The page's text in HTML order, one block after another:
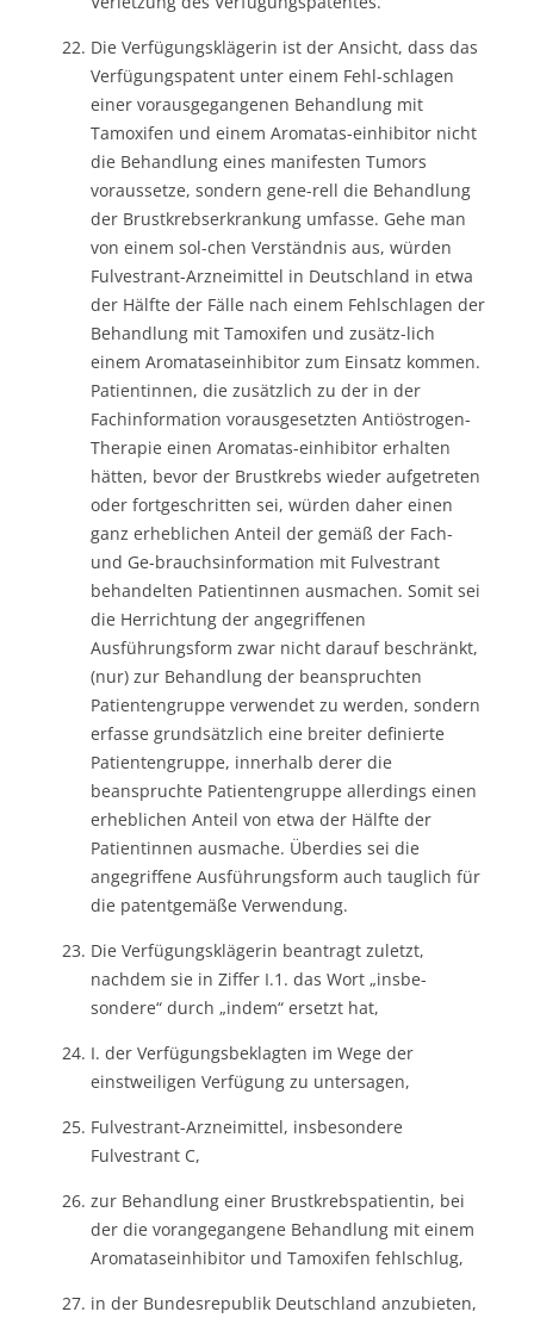
Die Verfügungsklägerin ist der Ansicht, dass das
Verfügungspatent unter einem Fehl-schlagen
einer vorausgegangenen Behandlung mit
Tamoxifen und einem Aromatas-einhibitor nicht
die Behandlung eines manifesten Tumors
voraussetze, sondern gene-rell die Behandlung
der Brustkrebserkrankung umfasse. Gehe man
von einem sol-chen Verständnis aus, würden
Fulvestrant-Arzneimittel in Deutschland in etwa
der Hälfte der Fälle nach einem Fehlschlagen der
Behandlung mit Tamoxifen und zusätz-lich
einem Aromataseinhibitor zum Einsatz kommen.
Patientinnen, die zusätzlich zu der in der
Fachinformation vorausgesetzten Antiöstrogen-
Therapie einen Aromatas-einhibitor erhalten
hätten, bevor der Brustkrebs wieder aufgetreten
oder fortgeschritten sei, würden daher einen
ganz erheblichen Anteil der gemäß der Fach-
und Ge-brauchsinformation mit Fulvestrant
behandelten Patientinnen ausmachen. Somit sei
die Herrichtung der angegriffenen
Ausführungsform zwar nicht darauf beschränkt,
(nur) zur Behandlung der beanspruchten
Patientengruppe verwendet zu werden, sondern
erfasse grundsätzlich eine breiter definierte
Patientengruppe, innerhalb derer die
beanspruchte Patientengruppe allerdings einen
erheblichen Anteil von etwa der Hälfte der
Patientinnen ausmache. Überdies sei die
angegriffene Ausführungsform auch tauglich für
die patentgemäße Verwendung.
Die Verfügungsklägerin beantragt zuletzt,
nachdem sie in Ziffer I.1. das Wort „insbe-
sondere“ durch „indem“ ersetzt hat,
I. der Verfügungsbeklagten im Wege der
einstweiligen Verfügung zu untersagen,
Fulvestrant-Arzneimittel, insbesondere
Fulvestrant C,
zur Behandlung einer Brustkrebspatientin, bei
der die vorangegangene Behandlung mit einem
Aromataseinhibitor und Tamoxifen fehlschlug,
in der Bundesrepublik Deutschland anzubieten,